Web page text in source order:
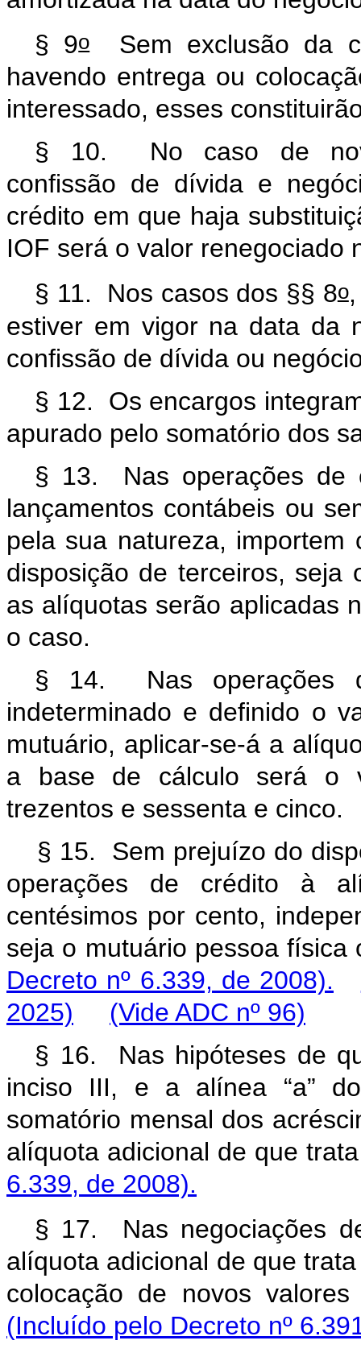
§ 9oSem exclusão da
havendo entrega ou
interessado, esses
§ 10. No caso de
confissão de dívida e
crédito em que haja
IOF será o valor renegociado
§ 11. Nos casos dos §§ 8o
estiver em vigor na data da
confissão de dívida ou
§ 12. Os encargos
apurado pelo somatório dos
§ 13. Nas operações de
lançamentos contábeis ou
pela sua natureza,
disposição de terceiros, seja
as alíquotas serão aplicadas
o caso.
§ 14. Nas operações
indeterminado e definido o
mutuário, aplicar-se-á a
a base de cálculo será o
trezentos e sessenta e cinco.
§ 15. Sem prejuízo do
operações de crédito à
centésimos por cento,
seja o mutuário pessoa
Decreto nº 6.339, de 2008).
2025)
(Vide ADC nº 96)
§ 16. Nas hipóteses de
inciso III, e a alínea “a”
somatório mensal dos
alíquota adicional de que
6.339, de 2008).
§ 17. Nas negociações
alíquota adicional de que
colocação de novos
(Incluído pelo Decreto nº